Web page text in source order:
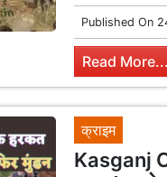
Published On
Read More...
क्राइम
Kasganj